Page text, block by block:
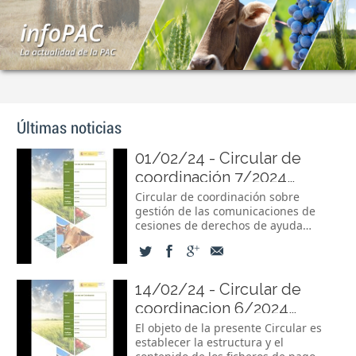
Últimas noticias
01/02/24 -Circular de
coordinación 7/2024
Gestión de las
comunicaciones de
cesiones de derechos de
ayuda básica a la renta para
2024.
Circular de coordinación sobre
gestión de las comunicaciones de
cesiones de derechos de ayuda
sostenibilidad. Campaña 2024.
Corresponde al Fondo Español de
Garantía Agraria O.A. velar por la
aplicación armonizada en el territorio
nacional de la reglamentación
comunitaria y de...
14/02/24 -Circular de
coordinacion 6/2024
Instrucciones por la que se
establecen la forma y el
El objeto de la presente Circular es
establecer la estructura y el